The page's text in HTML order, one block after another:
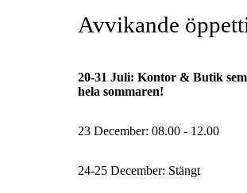
Avvikande
20-31 Juli: Kontor & Butik
hela sommaren!
23 December: 08.00 - 12.00
24-25 December: Stängt